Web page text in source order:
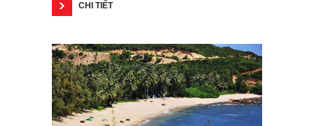
CHI TIẾT